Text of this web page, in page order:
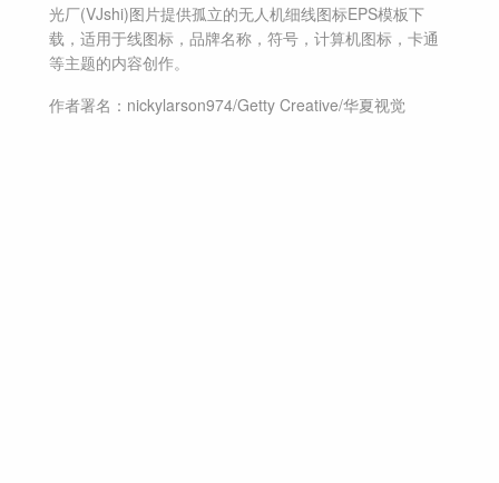
光厂(VJshi)图片提供孤立的无人机细线图标EPS模板下
载，适用于线图标，品牌名称，符号，计算机图标，卡通
等主题的内容创作。
作者署名： nickylarson974/Getty Creative/华夏视觉